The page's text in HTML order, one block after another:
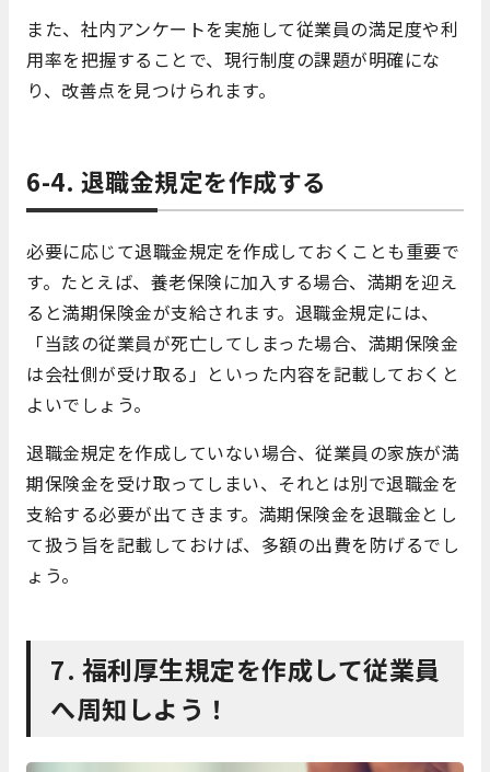
また、社内アンケートを実施して従業員の満足度や利
用率を把握することで、現行制度の課題が明確にな
り、改善点を見つけられます。
6-4. 退職金規定を作成する
必要に応じて退職金規定を作成しておくことも重要で
す。たとえば、養老保険に加入する場合、満期を迎え
ると満期保険金が支給されます。退職金規定には、
「当該の従業員が死亡してしまった場合、満期保険金
は会社側が受け取る」といった内容を記載しておくと
よいでしょう。
退職金規定を作成していない場合、従業員の家族が満
期保険金を受け取ってしまい、それとは別で退職金を
支給する必要が出てきます。満期保険金を退職金とし
て扱う旨を記載しておけば、多額の出費を防げるでし
ょう。
7. 福利厚生規定を作成して従業員
へ周知しよう！